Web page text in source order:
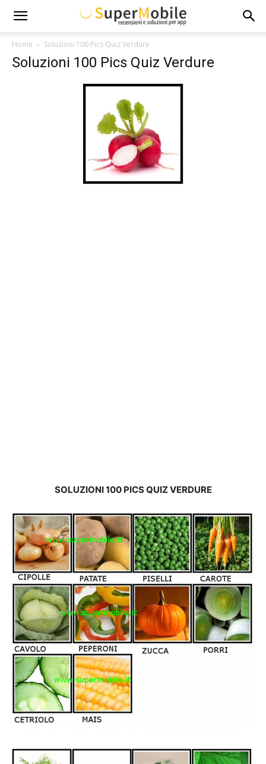
Super
Mobile
Home Soluzioni 100 Pics Quiz Verdure
Soluzioni 100 Pics Quiz Verdure
SOLUZIONI 100 PICS QUIZ VERDURE